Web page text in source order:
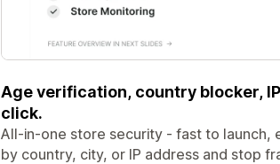
Age verification, country blocker,
click.
All-in-one store security - fast to launch,
by country, city, or IP address and stop